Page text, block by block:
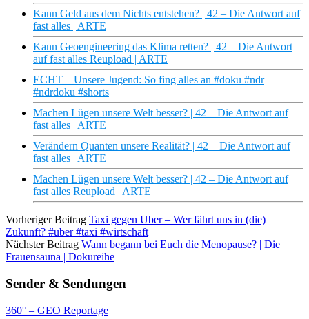
Kann Geld aus dem Nichts entstehen? | 42 – Die Antwort auf
fast alles | ARTE
Kann Geoengineering das Klima retten? | 42 – Die Antwort
auf fast alles Reupload | ARTE
ECHT – Unsere Jugend: So fing alles an #doku #ndr
#ndrdoku #shorts
Machen Lügen unsere Welt besser? | 42 – Die Antwort auf
fast alles | ARTE
Verändern Quanten unsere Realität? | 42 – Die Antwort auf
fast alles | ARTE
Machen Lügen unsere Welt besser? | 42 – Die Antwort auf
fast alles Reupload | ARTE
Vorheriger Beitrag Taxi gegen Uber – Wer fährt uns in (die)
Zukunft? #uber #taxi #wirtschaft
Nächster Beitrag Wann begann bei Euch die Menopause? | Die
Frauensauna | Dokureihe
Sender & Sendungen
360° – GEO Reportage